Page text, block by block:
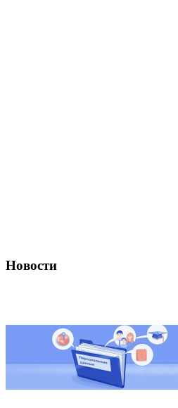
Новости